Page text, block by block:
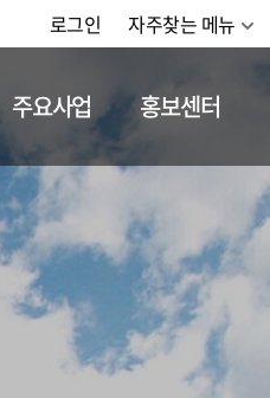
로그인 자주찾는 메뉴
주요사업 홍보센터